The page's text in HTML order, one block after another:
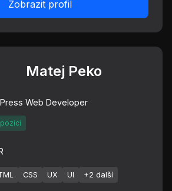
Zobrazit profil
Matej Peko
Web Developer
CSS UX UI +2 další